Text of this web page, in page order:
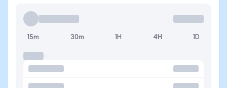
15m 30m 1H 4H 1D